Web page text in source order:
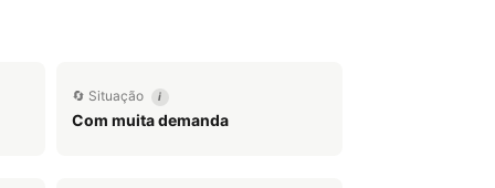
🔄 Situação i
Com muita demanda